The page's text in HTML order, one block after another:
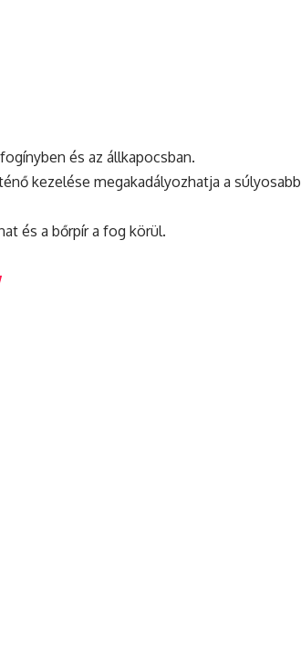
és az állkapocsban.
kezelése megakadályozhatja a súlyosabb
és a bőrpír a fog körül.